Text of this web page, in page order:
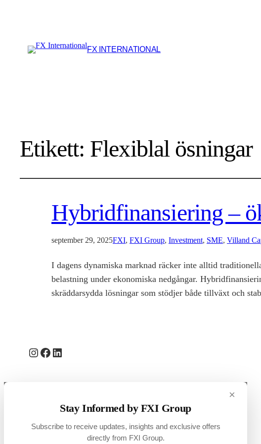
FX INTERNATIONAL
Etikett: Flexiblal ösningar
Hybridfinansiering –
september 29, 2025FXI, FXI Group, Investment, SME, Villand
I dagens dynamiska marknad räcker inte alltid
belastning under ekonomiska nedgångar.
skräddarsydda lösningar som stödjer både tillväxt och
Instagram
Facebook
LinkedIn
×
Stay Informed by FXI Group
Subscribe to receive updates, insights and exclusive offers
directly from FXI Group.